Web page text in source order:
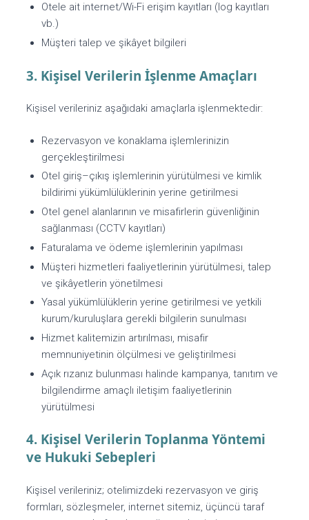
Otele ait internet/Wi-Fi erişim kayıtları (log kayıtları
vb.)
Müşteri talep ve şikâyet bilgileri
3. Kişisel Verilerin İşlenme Amaçları
Kişisel verileriniz aşağıdaki amaçlarla işlenmektedir:
Rezervasyon ve konaklama işlemlerinizin
gerçekleştirilmesi
Otel giriş–çıkış işlemlerinin yürütülmesi ve kimlik
bildirimi yükümlülüklerinin yerine getirilmesi
Otel genel alanlarının ve misafirlerin güvenliğinin
sağlanması (CCTV kayıtları)
Faturalama ve ödeme işlemlerinin yapılması
Müşteri hizmetleri faaliyetlerinin yürütülmesi, talep
ve şikâyetlerin yönetilmesi
Yasal yükümlülüklerin yerine getirilmesi ve yetkili
kurum/kuruluşlara gerekli bilgilerin sunulması
Hizmet kalitemizin artırılması, misafir
memnuniyetinin ölçülmesi ve geliştirilmesi
Açık rızanız bulunması halinde kampanya, tanıtım ve
bilgilendirme amaçlı iletişim faaliyetlerinin
yürütülmesi
4. Kişisel Verilerin Toplanma Yöntemi
ve Hukuki Sebepleri
Kişisel verileriniz; otelimizdeki rezervasyon ve giriş
formları, sözleşmeler, internet sitemiz, üçüncü taraf